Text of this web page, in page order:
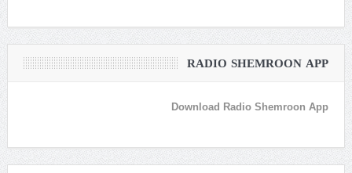
RADIO SHEMROON APP
Download Radio Shemroon App